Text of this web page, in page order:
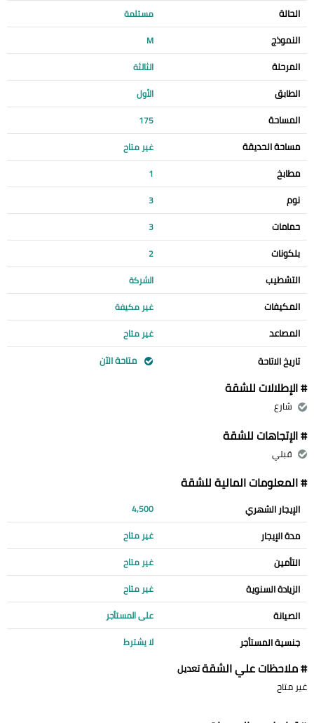
الحالة مستلمة
النموذج M
المرحلة الثالثة
الطابق الأول
المساحة 175
مساحة الحديقة غير متاح
مطابخ 1
نوم 3
حمامات 3
بلكونات 2
التشطيب الشركة
المكيفات غير مكيفة
المصاعد غير متاح
تاريخ الاتاحة متاحة الآن
# الإطلالات للشقة
شارع
# الإتجاهات للشقة
قبلي
# المعلومات المالية للشقة
الإيجار الشهري 4,500
مدة الإيجار غير متاح
التأمين غير متاح
الزيادة السنوية غير متاح
الصيانة على المستأجر
جنسية المستأجر لا يشترط
# ملاحظات علي الشقةتعديل
غير متاح